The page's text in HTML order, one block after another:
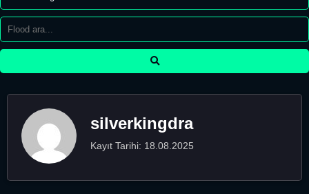
silverkingdra
Kayıt Tarihi: 18.08.2025